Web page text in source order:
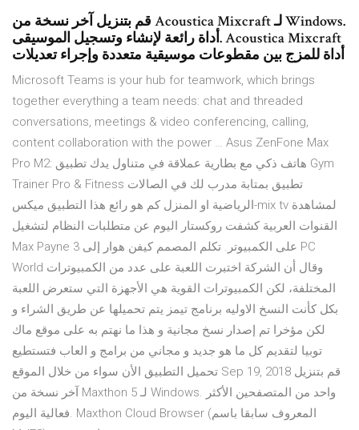
قم بتنزيل آخر نسخة من Acoustica Mixcraft لـ Windows.
أداة رائعة لإنشاء وتسجيل الموسيقى. Acoustica Mixcraft
أداة للمزج بين مقطوعات موسيقية متعددة وإجراء تعديلات
Microsoft Teams is your hub for teamwork, which brings
together everything a team needs: chat and threaded
conversations, meetings & video conferencing, calling,
content collaboration with the power … Asus ZenFone Max
Pro M2: هاتف ذكي مع بطارية عملاقة في متناول يدك تطبيق Gym
Trainer Pro & Fitness تطبيق بمتابة مدرب لك في الصالات
الرياضية او المنزل كم هو رائع هذا التطبيق ميكس-mix tv لمشاهدة
القنوات العربية كشفت روكستار اليوم عن متطلبات النظام لتشغيل
Max Payne 3 على الكمبيوتر. تكلم المصمم كيفن هوار إلى PC
World وقال أن الشركة اختبرت اللعبة على عدد من الكمبيوترات
المختلفة، لكن الكمبيوترات القوية هي الأجهزة التي ستعرض اللعبة
بكل كأنت النسخ الاوليه برنامج تيمز يتم تحميلها عن طريق الشراء و
لكن مؤخرا تم إصدار نسخ مجانية و هذا ما نهتم به على موقع ماك
توبيا لتقديم كل ما هو جديد و مجاني من برامج و العاب فتستطيع
تحميل التطبيق الأن سواء من خلال الموقع Sep 19, 2018 قم بتنزيل
آخر نسخة من Maxthon 5 لـ Windows. واحد من المتصفحين الأكثر
فعالية اليوم. Maxthon Cloud Browser (المعروف سابقا باسم